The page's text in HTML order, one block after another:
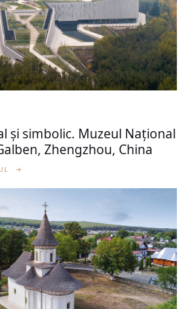
și simbolic. Muzeul Național
Zhengzhou, China
→